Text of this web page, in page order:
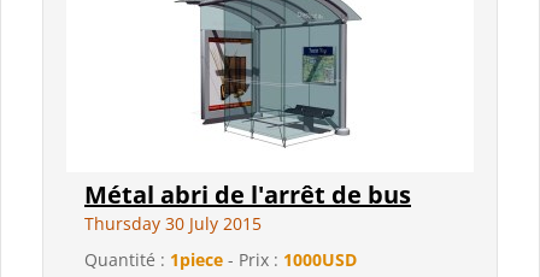
Métal abri de l'arrêt de bus
Thursday 30 July 2015
Quantité : 1piece - Prix : 1000USD